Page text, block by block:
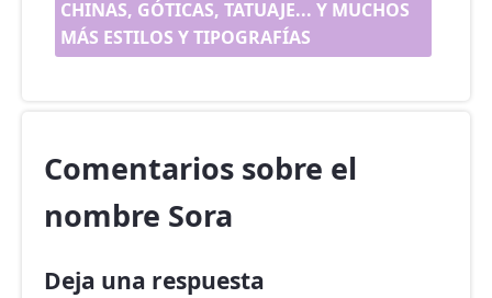
CHINAS, GÓTICAS, TATUAJE... Y MUCHOS
MÁS ESTILOS Y TIPOGRAFÍAS
Comentarios sobre el
nombre Sora
Deja una respuesta